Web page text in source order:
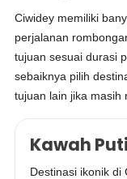
Ciwidey memiliki
perjalanan
tujuan sesuai durasi
sebaiknya pilih
tujuan lain jika masih
Kawah
Destinasi ikonik di